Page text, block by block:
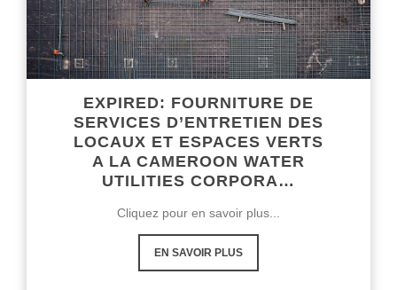
EXPIRED: FOURNITURE DE
SERVICES D’ENTRETIEN DES
LOCAUX ET ESPACES VERTS
A LA CAMEROON WATER
UTILITIES CORPORA…
Cliquez pour en savoir plus...
EN SAVOIR PLUS